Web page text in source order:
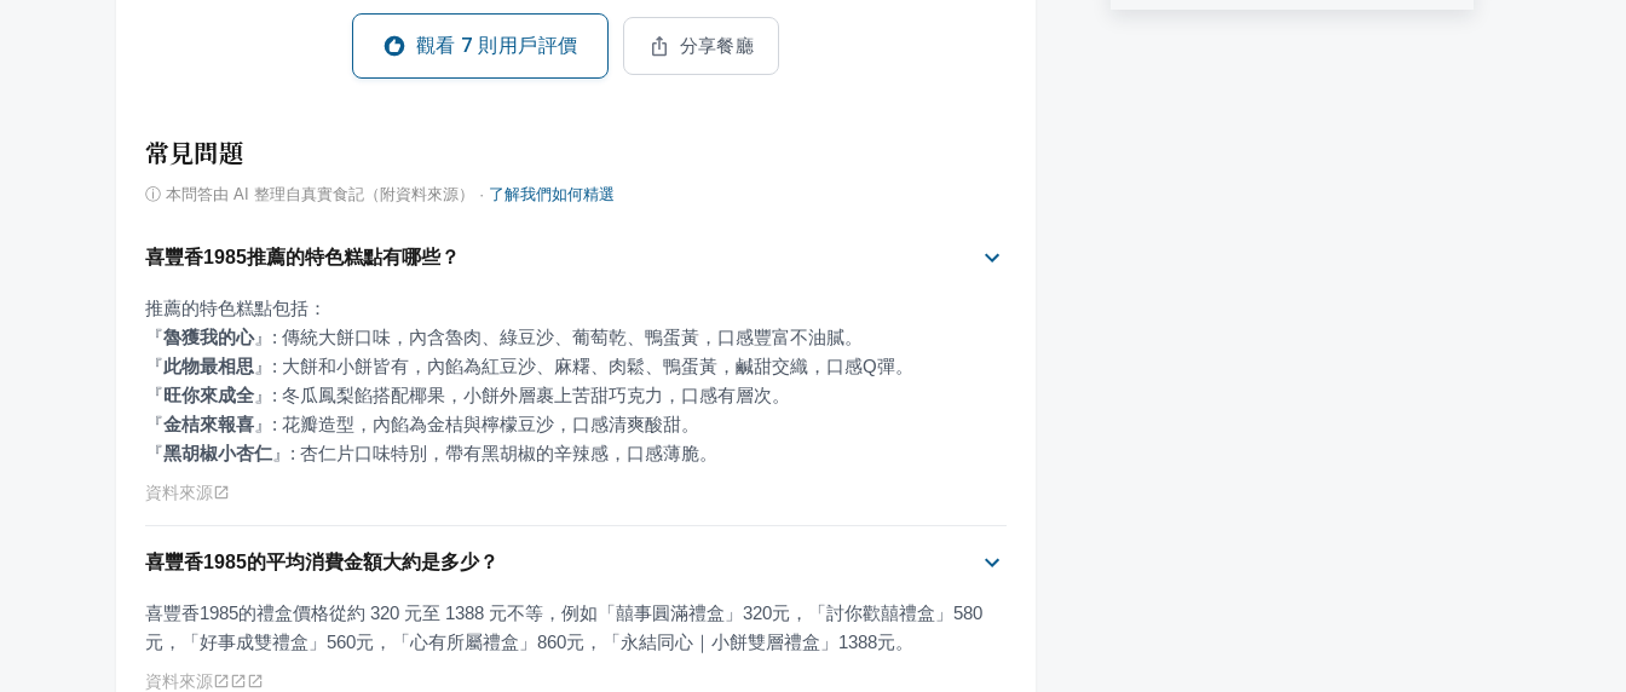
觀看 7 則用戶評價 分享餐廳
常見問題
ⓘ 本問答由 AI 整理自真實食記（附資料來源） · 了解我們如何精選
喜豐香1985推薦的特色糕點有哪些？
『魯獲我的心』
『此物最相思 』
『旺你來成全 』
『金桔來報喜 』
『黑胡椒小杏仁 』 : 杏仁片口味特別，帶有黑胡椒的辛辣感，口感薄脆。
資料來源
喜豐香1985的平均消費金額大約是多少？
喜豐香1985的禮盒價格從約 320 元至 1388 元不等，例如「囍事圓滿禮盒」320元，「討你歡囍禮盒」580
元，「好事成雙禮盒」560元，「心有所屬禮盒」860元，「永結同心｜小餅雙層禮盒」1388元。
資料來源